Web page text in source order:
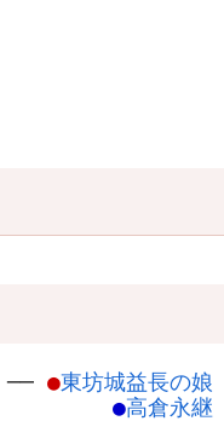
── ●東坊城益長の娘
●高倉永継